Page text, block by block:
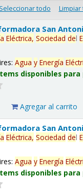
Seleccionar todo Limpiar
San
Eléctrica, Sociedad del
Agua y Energía
disponibles
Agregar al carrito
San
Eléctrica, Sociedad del
Agua y Energía
disponibles